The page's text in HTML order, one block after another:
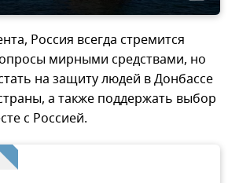
Россия всегда стремится
мирными средствами, но
на защиту людей в Донбассе
а также поддержать выбор
с Россией.